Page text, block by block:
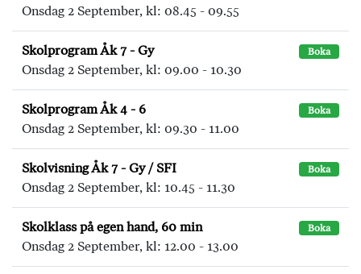
Onsdag 2 September, kl: 08.45 - 09.55
Skolprogram Åk 7 - Gy Boka
Onsdag 2 September, kl: 09.00 - 10.30
Skolprogram Åk 4 - 6 Boka
Onsdag 2 September, kl: 09.30 - 11.00
Skolvisning Åk 7 - Gy / SFI Boka
Onsdag 2 September, kl: 10.45 - 11.30
Skolklass på egen hand, 60 min Boka
Onsdag 2 September, kl: 12.00 - 13.00